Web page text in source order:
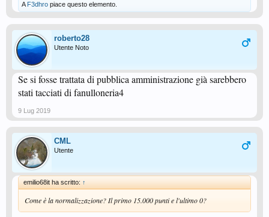
A F3dhro piace questo elemento.
roberto28
Utente Noto
Se si fosse trattata di pubblica amministrazione già sarebbero
stati tacciati di fanulloneria4
9 Lug 2019
CML
Utente
emilio68it ha scritto: ↑
Come è la normalizzazione? Il primo 15.000 punti e l'ultimo 0?